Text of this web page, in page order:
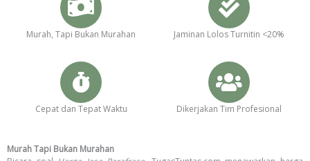
Murah, Tapi Bukan Murahan Jaminan Lolos Turnitin <20%
Cepat dan Tepat Waktu Dikerjakan Tim Profesional
Murah Tapi Bukan Murahan